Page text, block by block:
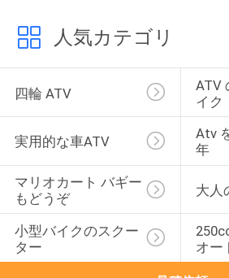
人気カテゴリ
四輪 ATV
ATV
イク
実用的な車ATV
Atv
年
マリオカート バギー
もどうぞ
大人
小型バイクのスクー
ター
オー